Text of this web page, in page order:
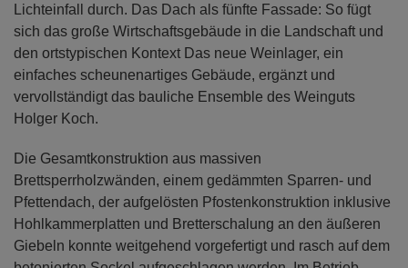
Lichteinfall durch. Das Dach als fünfte Fassade: So fügt
sich das große Wirtschaftsgebäude in die Landschaft und
den ortstypischen Kontext Das neue Weinlager, ein
einfaches scheunenartiges Gebäude, ergänzt und
vervollständigt das bauliche Ensemble des Weinguts
Holger Koch.
Die Gesamtkonstruktion aus massiven
Brettsperrholzwänden, einem gedämmten Sparren- und
Pfettendach, der aufgelösten Pfostenkonstruktion inklusive
Hohlkammerplatten und Bretterschalung an den äußeren
Giebeln konnte weitgehend vorgefertigt und rasch auf dem